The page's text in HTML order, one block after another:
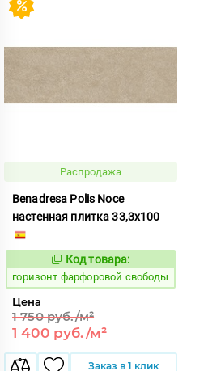
Распродажа
Benadresa Polis Noce
настенная плитка 33,3x100
310835
Код товара:
горизонт фарфоровой свободы
Цена
1 750 руб./м²
1 400 руб./м²
Заказ в 1 клик